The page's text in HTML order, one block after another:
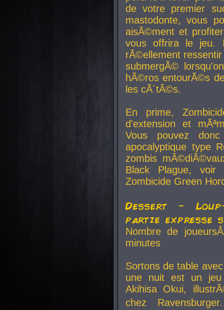
de votre premier
mastodonte, vous
aisÃ©ment et
vous offrira le jeu.
rÃ©ellement
submergÃ©
hÃ©ros entourÃ©s
les cÃ´tÃ©s.
En prime,
d'extension et
Vous pouvez
apocalyptique type
zombis
Black Plague,
Zombicide Green
Dessert -
partie expresse
Nombre de
minutes
Sortons de table
une nuit est un
Akihisa Okui,
chez